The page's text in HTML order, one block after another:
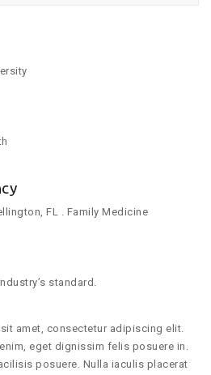
FL . Family Medicine
standard.
amet, consectetur adipiscing elit.
eget dignissim felis posuere in.
posuere. Nulla iaculis placerat